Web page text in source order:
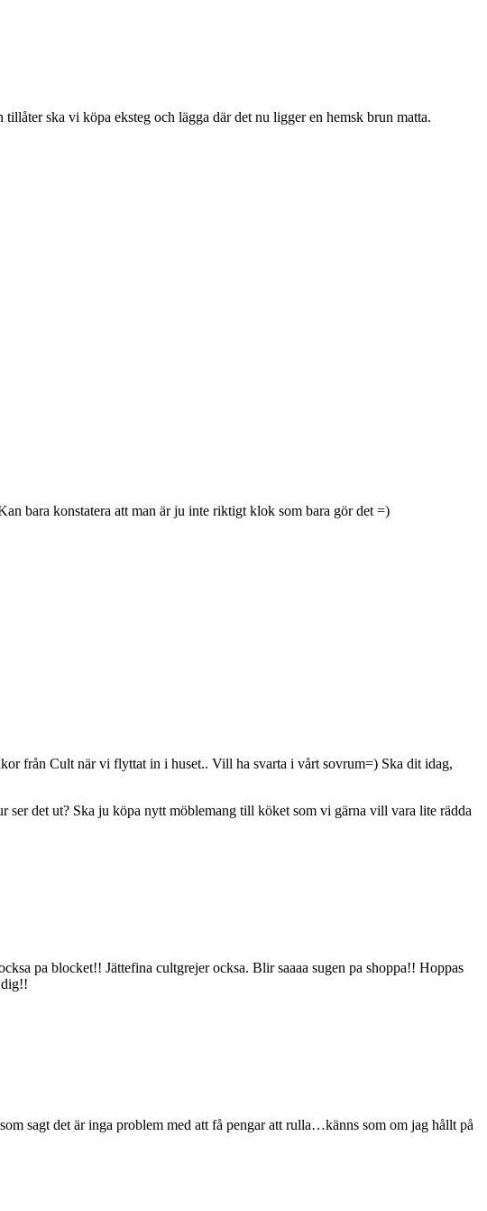
ska vi köpa eksteg och lägga där det nu ligger en hemsk brun matta.
bara konstatera att man är ju inte riktigt klok som bara gör det =)
från Cult när vi flyttat in i huset.. Vill ha svarta i vårt sovrum=) Ska dit idag,
ser det ut? Ska ju köpa nytt möblemang till köket som vi gärna vill vara lite rädda
pa blocket!! Jättefina cultgrejer ocksa. Blir saaaa sugen pa shoppa!! Hoppas
sagt det är inga problem med att få pengar att rulla…känns som om jag hållt på